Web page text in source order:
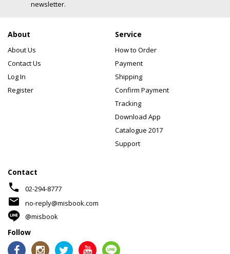
newsletter.
About
About Us
Contact Us
Log In
Register
Service
How to Order
Payment
Shipping
Confirm Payment
Tracking
Download App
Catalogue 2017
Support
Contact
phone 02-294-8777
mail
no-reply@misbook.com
@misbook
Follow